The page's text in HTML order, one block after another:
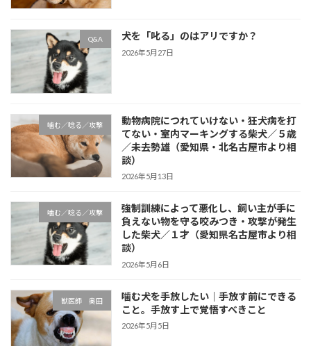
Q&A 犬を「叱る」のはアリですか？
2026年5月27日
噛む／唸る／攻撃
動物病院につれていけない・狂犬病を打
てない・室内マーキングする柴犬／５歳
／未去勢雄（愛知県・北名古屋市より相
談）
2026年5月13日
噛む／唸る／攻撃
強制訓練によって悪化し、飼い主が手に
負えない物を守る咬みつき・攻撃が発生
した柴犬／１才（愛知県名古屋市より相
談）
2026年5月6日
獣医師 奥田
噛む犬を手放したい｜手放す前にできる
こと。手放す上で覚悟すべきこと
2026年5月5日